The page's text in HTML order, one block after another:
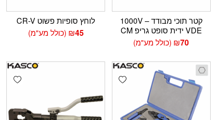
קטר תוכי מבודד 1000V –
VDE ידית סופט גריפ CM
₪70 (כולל מע"מ)
לוחץ סופיות פשוט CR-V
₪45 (כולל מע"מ)
Add wishlist